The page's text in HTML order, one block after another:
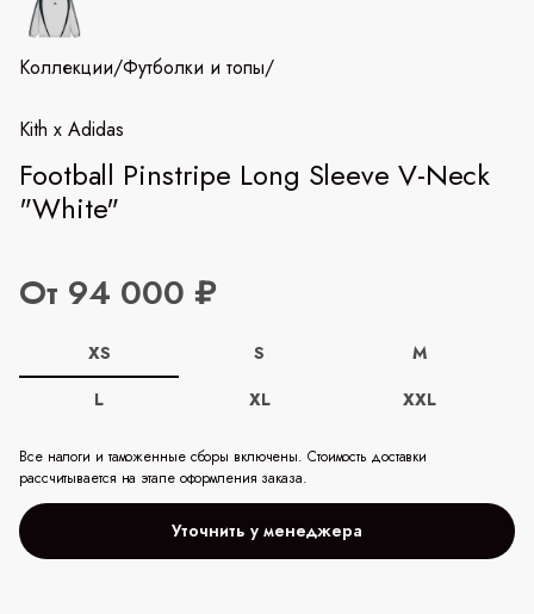
Коллекции/Футболки и топы/
Kith x Adidas
Football Pinstripe Long Sleeve V-Neck
"White"
От 94 000 ₽
XS S
M
L
XL XXL
Все налоги и таможенные сборы включены. Стоимость доставки
рассчитывается на этапе оформления заказа.
Уточнить у менеджера